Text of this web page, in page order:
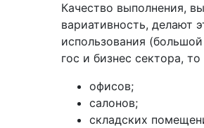
Качество выполнения,
вариативность, делают
использования
гос и бизнес сектора,
офисов;
салонов;
складских